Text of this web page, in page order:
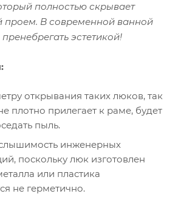
полностью скрывает
проем. В современной ванной
пренебрегать эстетикой!
открывания таких люков, так
плотно прилегает к раме, будет
пыль.
инженерных
поскольку люк изготовлен
или пластика
не герметично.